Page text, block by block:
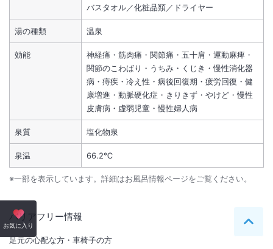
バスタオル／化粧品類／ドライヤー
湯の種類 温泉
効能
神経痛・筋肉痛・関節痛・五十肩・運動麻痺・
関節のこわばり・うちみ・くじき・慢性消化器
病・痔疾・冷え性・病後回復期・疲労回復・健
康増進・動脈硬化症・きりきず・やけど・慢性
皮膚病・虚弱児童・慢性婦人病
泉質 塩化物泉
泉温 66.2℃
※一部を表示しています。詳細はお風呂情報ページをご覧ください。
バリアフリー情報
足元の心配な方・車椅子の方
お気に入り ペー